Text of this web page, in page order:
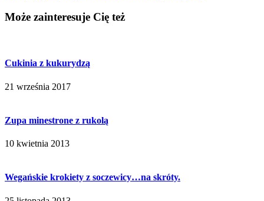
Może zainteresuje Cię też
Cukinia z kukurydzą
21 września 2017
Zupa minestrone z rukolą
10 kwietnia 2013
Wegańskie krokiety z soczewicy…na skróty.